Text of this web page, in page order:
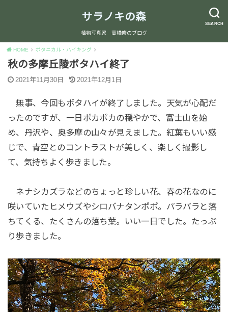
SEARCH
サラノキの森
植物写真家 高橋修のブログ
HOME ボタニカル・ハイキング
秋の多摩丘陵ボタハイ終了
2021年11月30日 2021年12月1日
無事、今回もボタハイが終了しました。天気が心配だ
ったのですが、一日ポカポカの穏やかで、富士山を始
め、丹沢や、奥多摩の山々が見えました。紅葉もいい感
じで、青空とのコントラストが美しく、楽しく撮影し
て、気持ちよく歩きました。
ネナシカズラなどのちょっと珍しい花、春の花なのに
咲いていたヒメウズやシロバナタンポポ。パラパラと落
ちてくる、たくさんの落ち葉。いい一日でした。たっぷ
り歩きました。